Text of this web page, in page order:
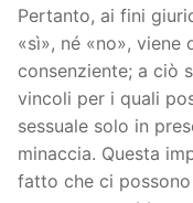
Pertanto, ai fini
«sì», né «no»,
consenziente; a ciò
vincoli per i quali
sessuale solo in
minaccia. Questa
fatto che ci